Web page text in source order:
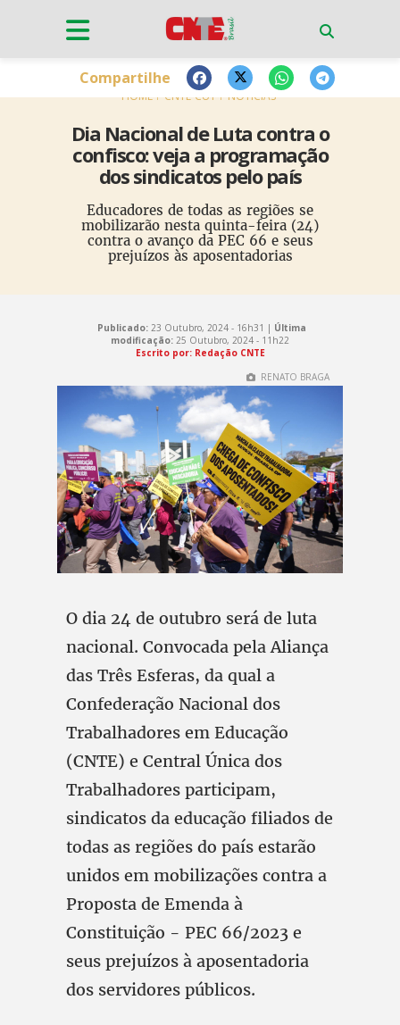
HOME CNTE-CUT NOTÍCIAS
Dia Nacional de Luta contra o
confisco: veja a programação
dos sindicatos pelo país
Educadores de todas as regiões se
mobilizarão nesta quinta-feira (24)
contra o avanço da PEC 66 e seus
prejuízos às aposentadorias
Compartilhe
Publicado:23 Outubro, 2024 - 16h31 | Última
modificação: 25 Outubro, 2024 - 11h22
Escrito por: Redação CNTE
RENATO BRAGA
O dia 24 de outubro será de luta
nacional. Convocada pela Aliança
das Três Esferas, da qual a
Confederação Nacional dos
Trabalhadores em Educação
(CNTE) e Central Única dos
Trabalhadores participam,
sindicatos da educação filiados de
todas as regiões do país estarão
unidos em mobilizações contra a
Proposta de Emenda à
Constituição - PEC 66/2023 e
seus prejuízos à aposentadoria
dos servidores públicos.